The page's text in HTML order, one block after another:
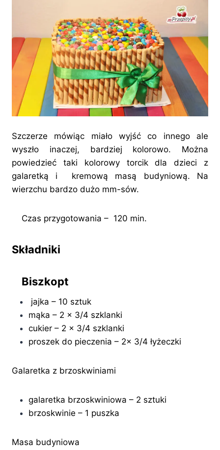
Szczerze mówiąc miało wyjść co innego ale
wyszło inaczej, bardziej kolorowo. Można
powiedzieć taki kolorowy torcik dla dzieci z
galaretką i kremową masą budyniową. Na
wierzchu bardzo dużo mm-sów.
Czas przygotowania – 120 min.
Składniki
Biszkopt
jajka – 10 sztuk
mąka – 2 x 3/4 szklanki
cukier – 2 x 3/4 szklanki
proszek do pieczenia – 2x 3/4 łyżeczki
Galaretka z brzoskwiniami
galaretka brzoskwiniowa – 2 sztuki
brzoskwinie – 1 puszka
Masa budyniowa